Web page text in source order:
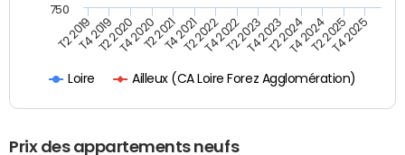
Loire Ailleux (CA Loire Forez Agglomération)
T2 2019T4 2019T2 2020T4 2020T2 2021T4 2021T2 2022T4 2022T2 2023T4 2023T2 2024T4 2024T2 2025T4 2025
750
Prix des appartements neufs